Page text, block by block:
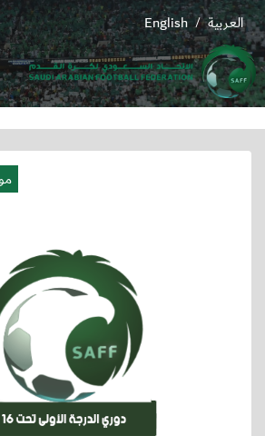
English / العربية